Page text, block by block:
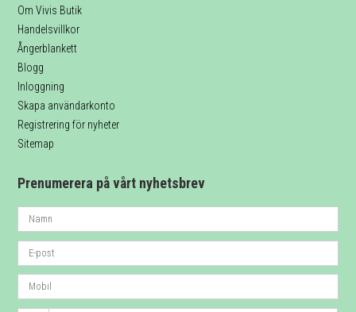
Om Vivis Butik
Handelsvillkor
Ångerblankett
Blogg
Inloggning
Skapa användarkonto
Registrering för nyheter
Sitemap
Prenumerera på vårt nyhetsbrev